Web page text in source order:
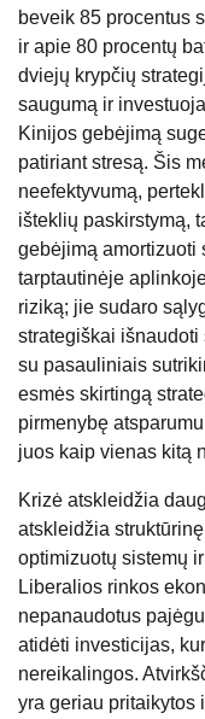
beveik 85 procentus
ir apie 80 procentų
dviejų krypčių
saugumą ir
Kinijos gebėjimą
patiriant stresą. Šis
neefektyvumą,
išteklių paskirstymą,
gebėjimą amortizuoti
tarptautinėje
riziką; jie sudaro
strategiškai
su pasauliniais
esmės skirtingą
pirmenybę
juos kaip vienas kitą
Krizė atskleidžia
atskleidžia
optimizuotų sistemų
Liberalios rinkos
nepanaudotus
atidėti investicijas,
nereikalingos.
yra geriau pritaikytos